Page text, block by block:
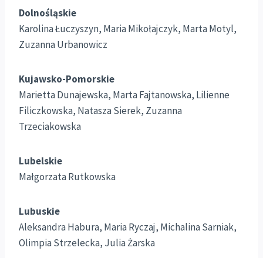
Dolnośląskie
Karolina Łuczyszyn, Maria Mikołajczyk, Marta Motyl,
Zuzanna Urbanowicz
Kujawsko-Pomorskie
Marietta Dunajewska, Marta Fajtanowska, Lilienne
Filiczkowska, Natasza Sierek, Zuzanna
Trzeciakowska
Lubelskie
Małgorzata Rutkowska
Lubuskie
Aleksandra Habura, Maria Ryczaj, Michalina Sarniak,
Olimpia Strzelecka, Julia Żarska